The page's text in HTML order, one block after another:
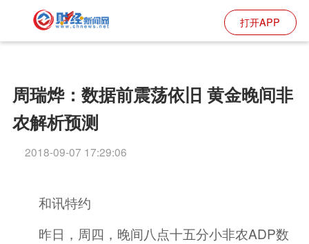
打开APP
周瑞烨：数据前震荡依旧 黄金晚间非
农解析预测
2018-09-07 17:29:06
和讯特约
昨日，周四，晚间八点十五分小非农ADP数